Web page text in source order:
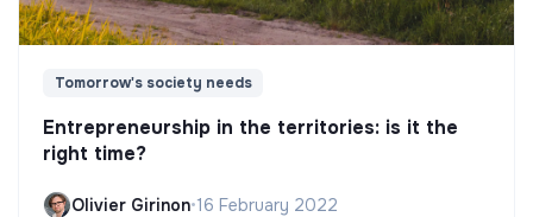
Tomorrow's society needs
Entrepreneurship in the territories: is it the
right time?
Olivier Girinon•16 February 2022